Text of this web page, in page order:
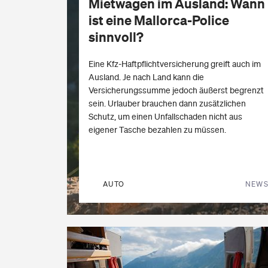
Mietwagen im Ausland: Wann
ist eineMallorca-Police
sinnvoll?
Eine Kfz-Haftpflichtversicherung greift auch im
Ausland. Je nach Land kann die
Versicherungssumme jedoch äußerst begrenzt
sein. Urlauber brauchen dann zusätzlichen
Schutz, um einen Unfallschaden nicht aus
eigener Tasche bezahlen zu müssen.
AUTO